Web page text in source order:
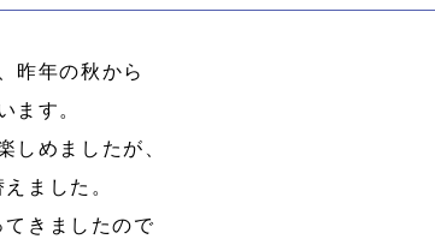
昨年の秋から
ます。
しめましたが、
ました。
きましたので